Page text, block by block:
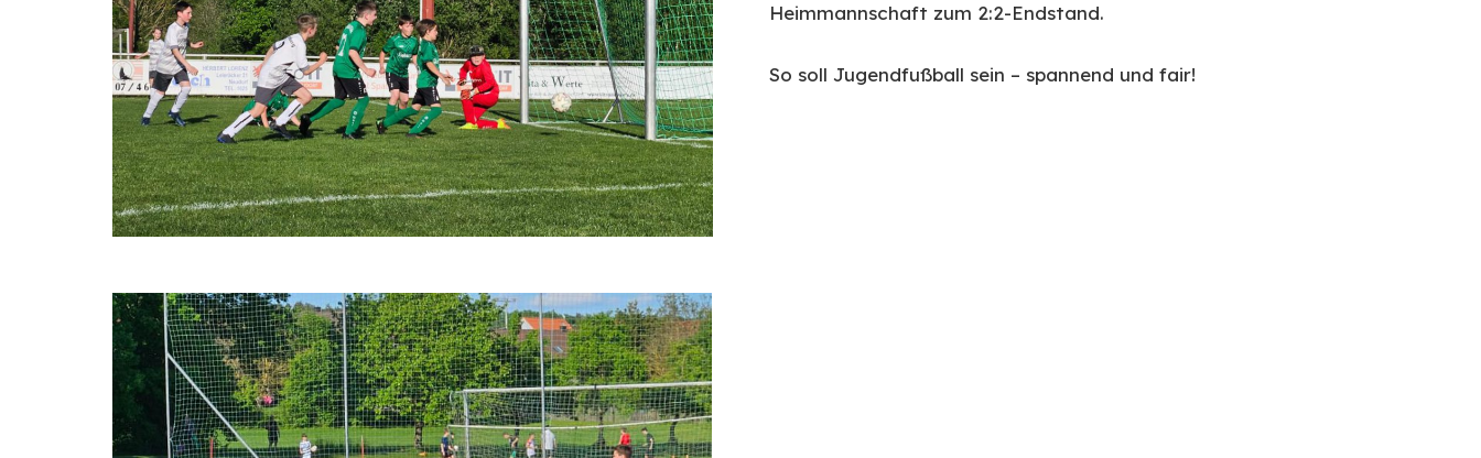
Heimmannschaft zum 2:2-Endstand.
So soll Jugendfußball sein – spannend und fair!